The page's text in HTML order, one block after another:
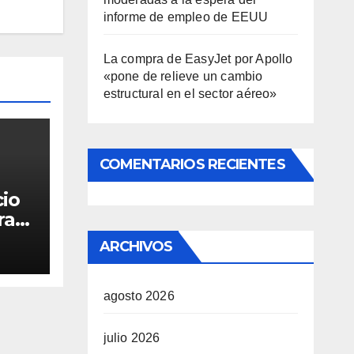
informe de empleo de EEUU
La compra de EasyJet por Apollo
«pone de relieve un cambio
estructural en el sector aéreo»
COMENTARIOS RECIENTES
ARCHIVOS
agosto 2026
julio 2026